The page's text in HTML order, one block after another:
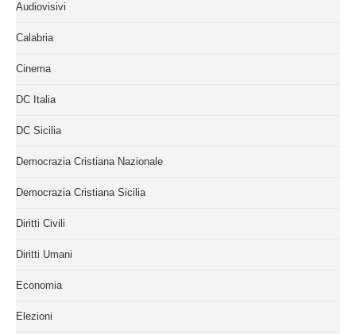
Audiovisivi
Calabria
Cinema
DC Italia
DC Sicilia
Democrazia Cristiana Nazionale
Democrazia Cristiana Sicilia
Diritti Civili
Diritti Umani
Economia
Elezioni